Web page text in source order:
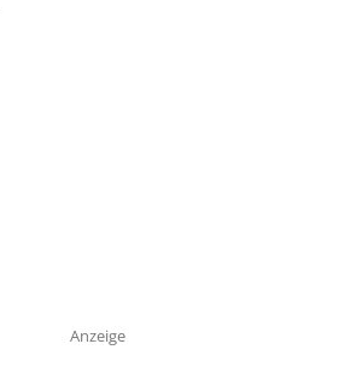
Anzeige